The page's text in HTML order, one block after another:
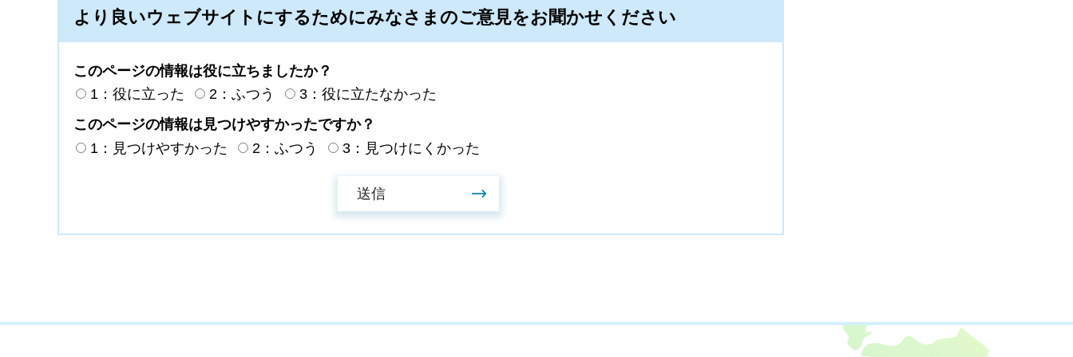
より良いウェブサイトにするためにみなさまのご意見をお聞かせください
このページの情報は役に立ちましたか？
1：役に立った
2：ふつう
3：役に立たなかった
このページの情報は見つけやすかったですか？
1：見つけやすかった
2：ふつう 3：見つけにくかった